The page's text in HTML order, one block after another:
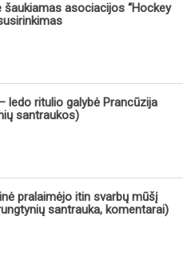
šaukiamas asociacijos “Hockey
ledo ritulio galybė Prancūzija
santraukos)
pralaimėjo itin svarbų mūšį
santrauka, komentarai)